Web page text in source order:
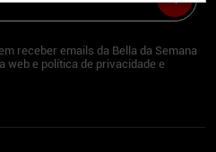
receber emails da Bella da Semana
web e política de privacidade e